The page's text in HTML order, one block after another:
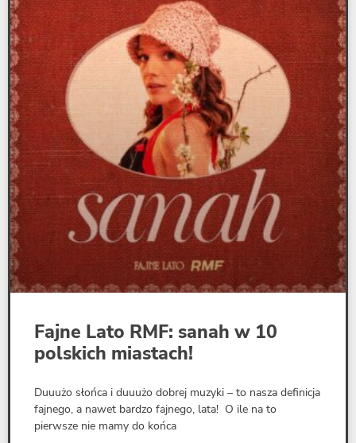
Fajne Lato RMF: sanah w 10
polskich miastach!
Duuużo słońca i duuużo dobrej muzyki – to nasza definicja
fajnego, a nawet bardzo fajnego, lata! O ile na to
pierwsze nie mamy do końca